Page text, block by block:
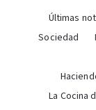
Últimas
Sociedad
La Cocina